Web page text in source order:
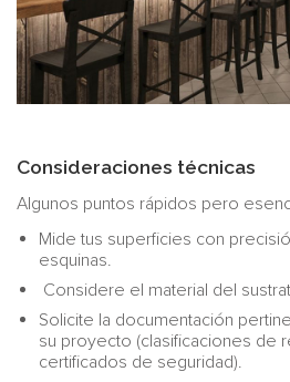
Consideraciones técnicas
Algunos puntos rápidos pero
Mide tus superficies con
esquinas.
Considere el material del
Solicite la documentación
su proyecto (clasificaciones de
certificados de seguridad).